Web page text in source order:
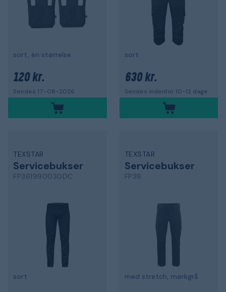
sort, én størrelse
120 kr.
Sendes 17-08-2026
sort
630 kr.
Sendes indenfor 10-12 dage
TEXSTAR
Servicebukser
FP361990030DC
sort
TEXSTAR
Servicebukser
FP38
med stretch, mørkgrå